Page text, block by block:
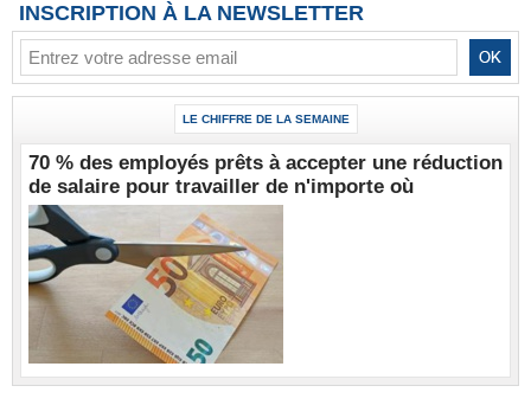
INSCRIPTION À LA NEWSLETTER
LE CHIFFRE DE LA SEMAINE
70 % des employés prêts à accepter une réduction
de salaire pour travailler de n'importe où